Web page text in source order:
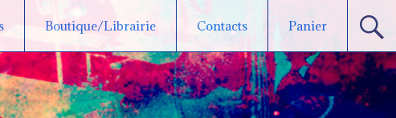
Boutique/Librairie Contacts Panier